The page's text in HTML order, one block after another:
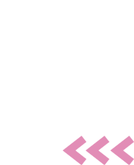
aandoening?
hiv-indicator